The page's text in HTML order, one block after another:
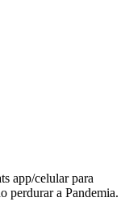
app/celular para
perdurar a Pandemia.